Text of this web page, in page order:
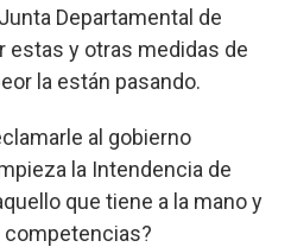
Departamental de
estas y otras medidas de
la están pasando.
al gobierno
la Intendencia de
que tiene a la mano y